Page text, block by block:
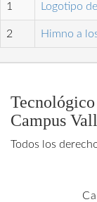
1 Logotipo
2 Himno a
Campus
Todos los